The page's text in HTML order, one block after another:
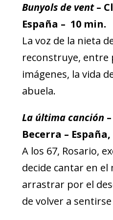
Bunyols de vent–
España – 10 min.
La voz de la nieta
reconstruye, entre
imágenes, la vida
abuela.
La última canción
Becerra –
A los 67, Rosario,
decide cantar en
arrastrar por el
de volver a sentirse